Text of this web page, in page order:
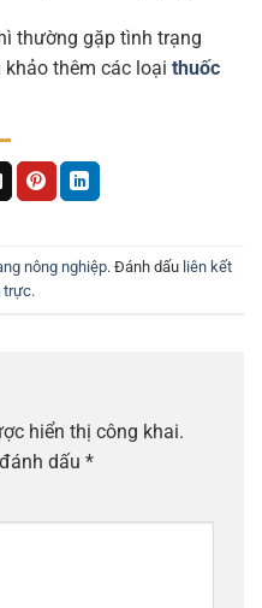
thường gặp tình trạng
thêm các loại thuốc
nông nghiệp. Đánh dấu liên kết
trực.
hiển thị công khai.
dấu *